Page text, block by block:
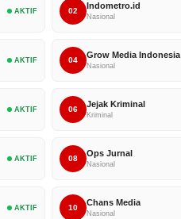
AKTIF 02
Indometro.id
Nasional
AKTIF 04
Grow Media Indonesia
Nasional
AKTIF 06
Jejak Kriminal
Kriminal
AKTIF 08
Ops Jurnal
Nasional
AKTIF 10
Chans Media
Nasional